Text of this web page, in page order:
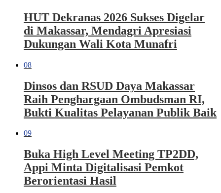
HUT Dekranas 2026 Sukses Digelar
di Makassar, Mendagri Apresiasi
Dukungan Wali Kota Munafri
08
Dinsos dan RSUD Daya Makassar
Raih Penghargaan Ombudsman RI,
Bukti Kualitas Pelayanan Publik Baik
09
Buka High Level Meeting TP2DD,
Appi Minta Digitalisasi Pemkot
Berorientasi Hasil